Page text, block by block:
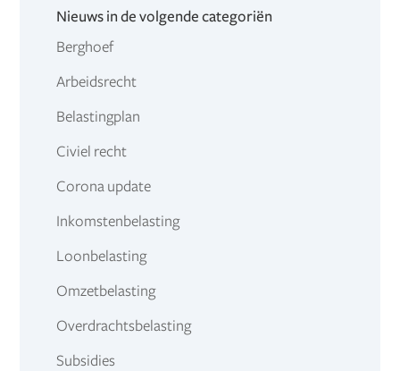
Nieuws in de volgende categoriën
Berghoef
Arbeidsrecht
Belastingplan
Civiel recht
Corona update
Inkomstenbelasting
Loonbelasting
Omzetbelasting
Overdrachtsbelasting
Subsidies